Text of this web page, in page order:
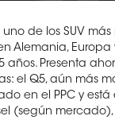
uno de los SUV
Alemania, Europa
años. Presenta
el Q5, aún más
en el PPC y
(según